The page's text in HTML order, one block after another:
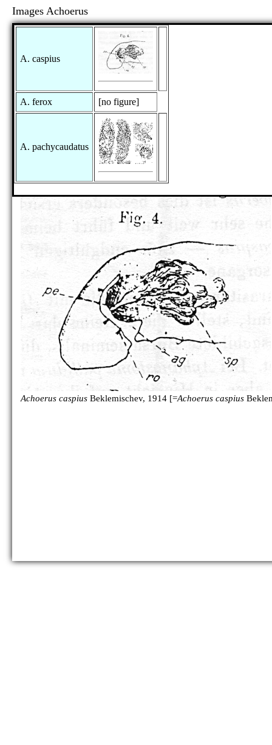
Images Achoerus
A. caspius
A. ferox [no figure]
A. pachycaudatus
Achoerus caspius Beklemischev, 1914 [=Achoerus caspius